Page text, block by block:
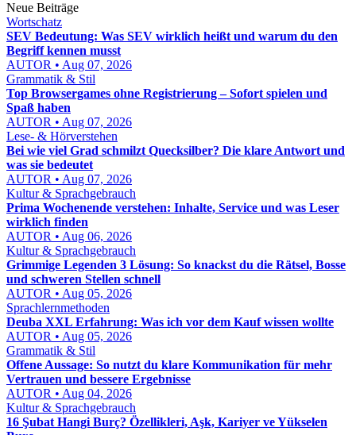
Neue Beiträge
Wortschatz
SEV Bedeutung: Was SEV wirklich heißt und warum du den
Begriff kennen musst
AUTOR • Aug 07, 2026
Grammatik & Stil
Top Browsergames ohne Registrierung – Sofort spielen und
Spaß haben
AUTOR • Aug 07, 2026
Lese- & Hörverstehen
Bei wie viel Grad schmilzt Quecksilber? Die klare Antwort und
was sie bedeutet
AUTOR • Aug 07, 2026
Kultur & Sprachgebrauch
Prima Wochenende verstehen: Inhalte, Service und was Leser
wirklich finden
AUTOR • Aug 06, 2026
Kultur & Sprachgebrauch
Grimmige Legenden 3 Lösung: So knackst du die Rätsel, Bosse
und schweren Stellen schnell
AUTOR • Aug 05, 2026
Sprachlernmethoden
Deuba XXL Erfahrung: Was ich vor dem Kauf wissen wollte
AUTOR • Aug 05, 2026
Grammatik & Stil
Offene Aussage: So nutzt du klare Kommunikation für mehr
Vertrauen und bessere Ergebnisse
AUTOR • Aug 04, 2026
Kultur & Sprachgebrauch
16 Şubat Hangi Burç? Özellikleri, Aşk, Kariyer ve Yükselen